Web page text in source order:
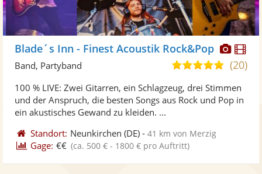
Fotos
Blade´s Inn - Finest Acoustik Rock&Pop
4,9
5
Sternen
(20)
Band, Partyband
100 % LIVE: Zwei Gitarren, ein Schlagzeug, drei Stimmen
und der Anspruch, die besten Songs aus Rock und Pop in
ein akustisches Gewand zu kleiden. ...
Standort: Neunkirchen (DE) -41 km von Merzig
Gage: €€ (ca. 500 € - 1800 € pro Auftritt)